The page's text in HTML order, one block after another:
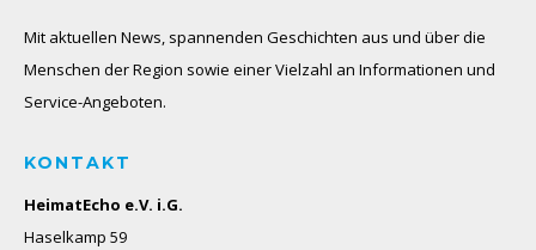
Mit aktuellen News, spannenden Geschichten aus und über die
Menschen der Region sowie einer Vielzahl an Informationen und
Service-Angeboten.
KONTAKT
HeimatEcho e.V. i.G.
Haselkamp 59